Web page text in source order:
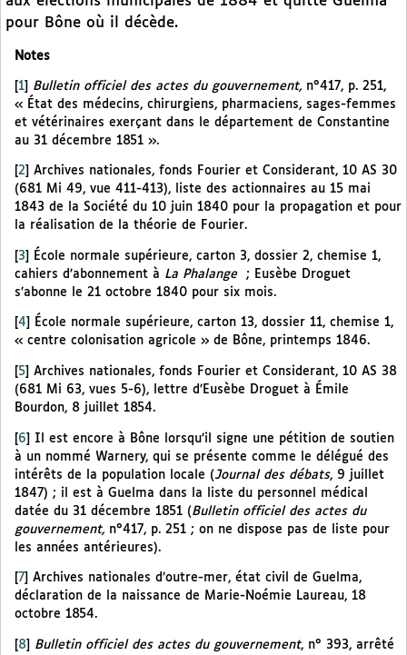
pour Bône où il décède.
Notes
[1] Bulletin officiel des actes du gouvernement, n°417, p. 251,
« État des médecins, chirurgiens, pharmaciens, sages-femmes
et vétérinaires exerçant dans le département de Constantine
au 31 décembre 1851 ».
2
Archives nationales, fonds Fourier et Considerant, 10 AS 30
(681 Mi 49, vue 411-413), liste des actionnaires au 15 mai
1843 de la Société du 10 juin 1840 pour la propagation et pour
la réalisation de la théorie de Fourier.
[3]
École normale supérieure, carton 3, dossier 2, chemise 1,
cahiers d’abonnement à La Phalange
; Eusèbe Droguet
s’abonne le 21 octobre 1840 pour six mois.
4
École normale supérieure, carton 13, dossier 11, chemise 1,
« centre colonisation agricole » de Bône, printemps 1846.
5
Archives nationales, fonds Fourier et Considerant, 10 AS 38
(681 Mi 63, vues 5-6), lettre d’Eusèbe Droguet à Émile
Bourdon, 8 juillet 1854.
[6] Il est encore à Bône lorsqu’il signe une pétition de soutien
à un nommé Warnery, qui se présente comme le délégué des
intérêts de la population locale (Journal des débats, 9 juillet
1847) ; il est à Guelma dans la liste du personnel médical
datée du 31 décembre 1851 (Bulletin officiel des actes du
gouvernement, n°417, p. 251 ; on ne dispose pas de liste pour
les années antérieures).
7
Archives nationales d’outre-mer, état civil de Guelma,
déclaration de la naissance de Marie-Noémie Laureau, 18
octobre 1854.
[8] Bulletin officiel des actes du gouvernement, n° 393, arrêté